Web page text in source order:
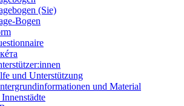
(Sie)
Bogen
und Unterstützung
und Material